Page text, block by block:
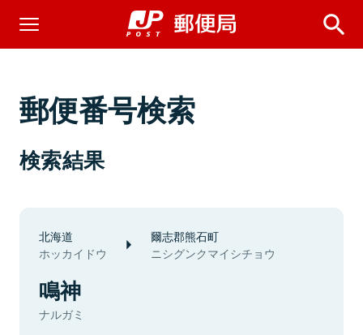
郵便番号検索
検索結果
北海道
ホッカイドウ
爾志郡熊石町
ニシグンクマイシチョウ
鳴神
ナルガミ